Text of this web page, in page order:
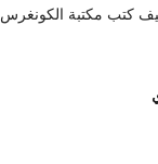
كتب مكتبة الكونغرس